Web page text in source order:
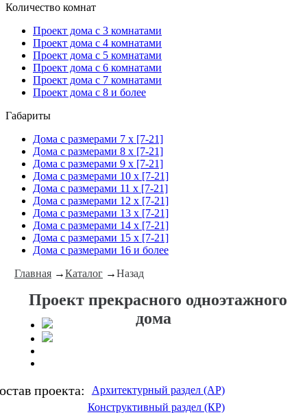
Количество комнат
Проект дома с 3 комнатами
Проект дома с 4 комнатами
Проект дома с 5 комнатами
Проект дома с 6 комнатами
Проект дома с 7 комнатами
Проект дома с 8 и более
Габариты
Дома с размерами 7 x [7-21]
Дома с размерами 8 x [7-21]
Дома с размерами 9 x [7-21]
Дома с размерами 10 x [7-21]
Дома с размерами 11 x [7-21]
Дома с размерами 12 x [7-21]
Дома с размерами 13 x [7-21]
Дома с размерами 14 x [7-21]
Дома с размерами 15 x [7-21]
Дома с размерами 16 и более
Главная→Каталог→Назад
Проект прекрасного одноэтажного
дома
проекта:
Архитектурный раздел (АР)
Конструктивный раздел (КР)